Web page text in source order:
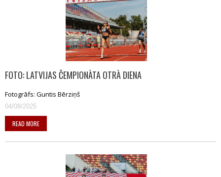
FOTO: LATVIJAS ČEMPIONĀTA OTRĀ DIENA
Fotogrāfs: Guntis Bērziņš
04/08/2025
READ MORE